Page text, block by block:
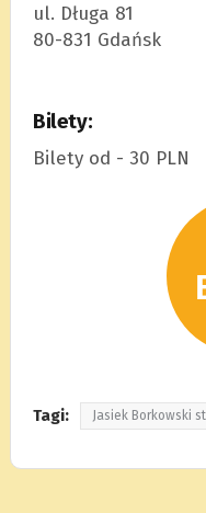
ul. Długa 81
80-831 Gdańsk
Bilety:
Bilety od - 30 PLN
Tagi: Jasiek Borkowski